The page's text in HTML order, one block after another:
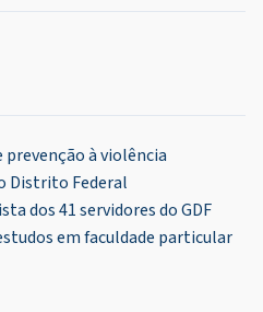
prevenção à violência
Distrito Federal
dos 41 servidores do GDF
em faculdade particular